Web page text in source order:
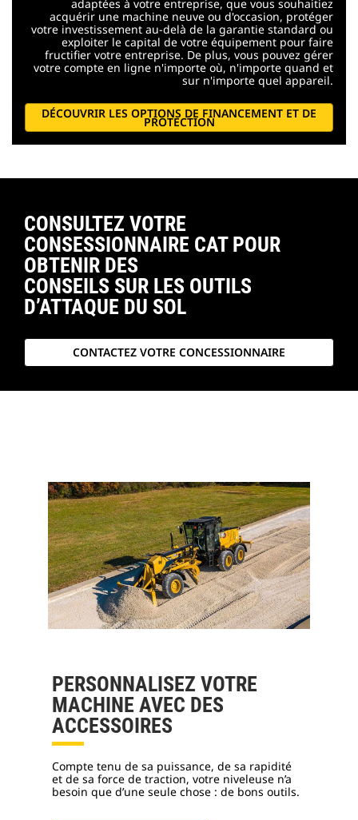
adaptées à votre entreprise, que vous souhaitiez
acquérir une machine neuve ou d'occasion, protéger
votre investissement au-delà de la garantie standard ou
exploiter le capital de votre équipement pour faire
fructifier votre entreprise. De plus, vous pouvez gérer
votre compte en ligne n'importe où, n'importe quand et
sur n'importe quel appareil.
DÉCOUVRIR LES OPTIONS DE FINANCEMENT ET DE
PROTECTION
CONSULTEZ VOTRE
CONSESSIONNAIRE CAT POUR
OBTENIR DES
CONSEILS SUR LES OUTILS
D’ATTAQUE DU SOL
CONTACTEZ VOTRE CONCESSIONNAIRE
PERSONNALISEZ VOTRE
MACHINE AVEC DES
ACCESSOIRES
Compte tenu de sa puissance, de sa rapidité
et de sa force de traction, votre niveleuse n’a
besoin que d’une seule chose : de bons outils.